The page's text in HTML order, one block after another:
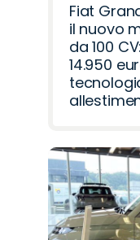
Fiat
il nuovo
da 100
14.950